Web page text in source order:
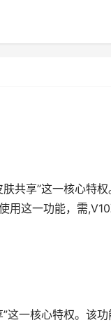
共享”这一核心特
用这一功能，需
这一核心特权。该